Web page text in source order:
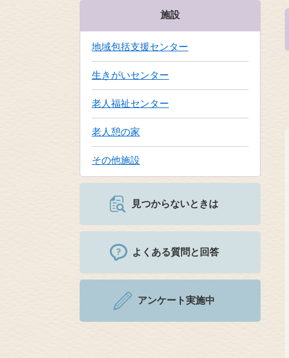
施設
地域包括支援センター
生きがいセンター
老人福祉センター
老人憩の家
その他施設
見つからないときは
よくある質問と回答
アンケート実施中